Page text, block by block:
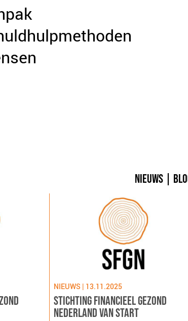
NIEUWS
NIEUWS | 13.11.2025
STICHTING FINANCIEEL GEZOND
NEDERLAND VAN START